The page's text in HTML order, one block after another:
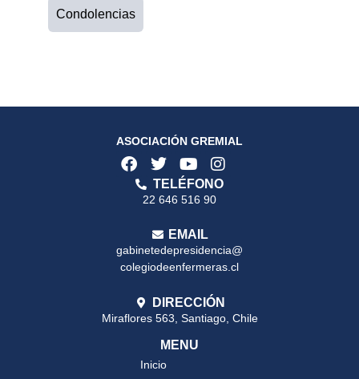
Condolencias
ASOCIACIÓN GREMIAL
TELÉFONO
22 646 516 90
EMAIL
gabinetedepresidencia@
colegiodeenfermeras.cl
DIRECCIÓN
Miraflores 563, Santiago, Chile
MENU
Inicio